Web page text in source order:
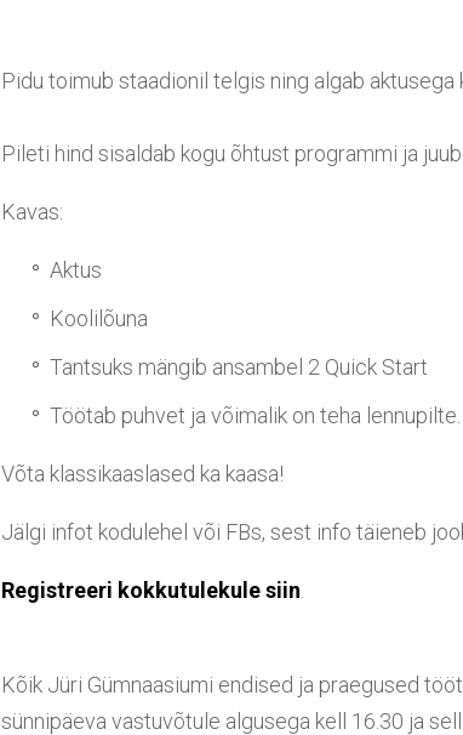
Pidu toimub staadionil telgis ning algab aktusega
Pileti hind sisaldab kogu õhtust programmi ja
Kavas:
Aktus
Koolilõuna
Tantsuks mängib ansambel 2 Quick Start
Töötab puhvet ja võimalik on teha lennupilte.
Võta klassikaaslased ka kaasa!
Jälgi infot kodulehel või FBs, sest info täieneb
Registreeri kokkutulekule siin
Kõik Jüri Gümnaasiumi endised ja praegused
sünnipäeva vastuvõtule algusega kell 16.30 ja